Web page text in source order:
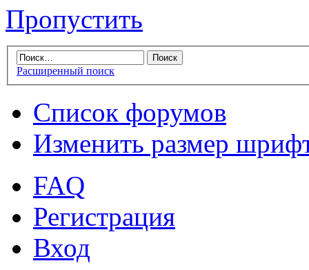
Пропустить
Расширенный поиск
Список форумов
Изменить размер
FAQ
Регистрация
Вход